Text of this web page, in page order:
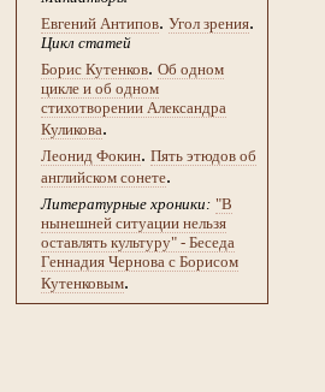
Евгений Антипов. Угол зрения.
Цикл статей
Борис Кутенков. Об одном
цикле и об одном
стихотворении Александра
Куликова.
Леонид Фокин. Пять этюдов об
английском сонете.
Литературные хроники: "В
нынешней ситуации нельзя
оставлять культуру" - Беседа
Геннадия Чернова с Борисом
Кутенковым.